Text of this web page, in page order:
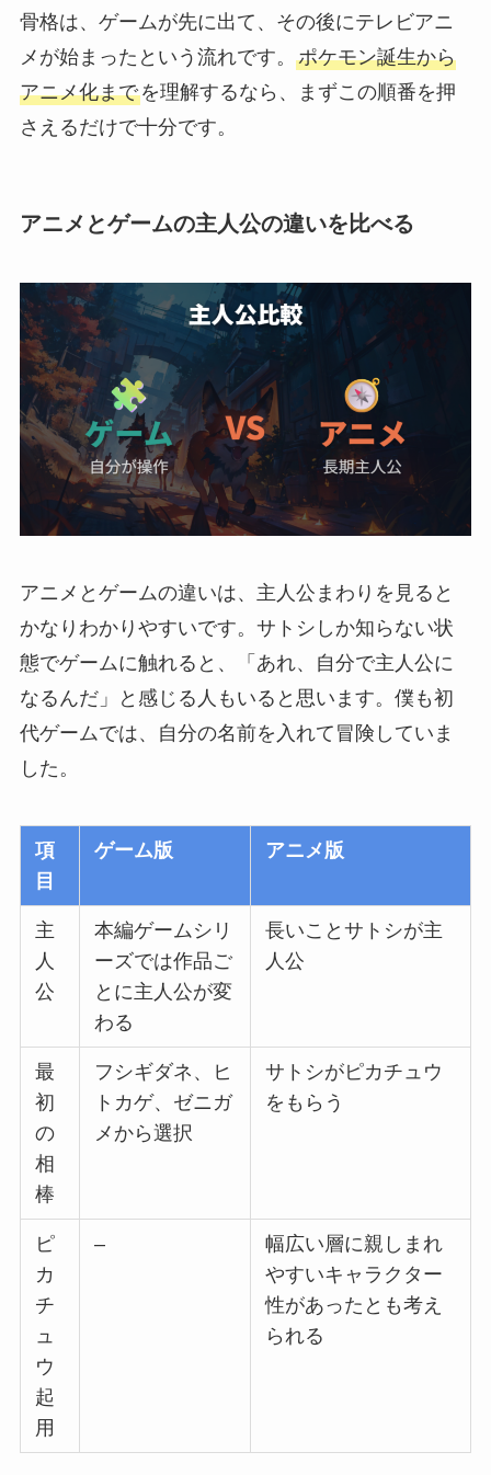
骨格は、ゲームが先に出て、その後にテレビアニ
メが始まったという流れです。 ポケモン誕生から
アニメ化までを理解するなら、まずこの順番を押
さえるだけで十分です。
アニメとゲームの主人公の違いを比べる
アニメとゲームの違いは、主人公まわりを見ると
かなりわかりやすいです。サトシしか知らない状
態でゲームに触れると、「あれ、自分で主人公に
なるんだ」と感じる人もいると思います。僕も初
代ゲームでは、自分の名前を入れて冒険していま
した。
項
目
ゲーム版 アニメ版
主
人
公
本編ゲームシリ
ーズでは作品ご
とに主人公が変
わる
長いことサトシが主
人公
最
初
の
相
棒
フシギダネ、ヒ
トカゲ、ゼニガ
メから選択
サトシがピカチュウ
をもらう
ピ
カ
チ
ュ
ウ
起
用
–
幅広い層に親しまれ
やすいキャラクター
性があったとも考え
られる